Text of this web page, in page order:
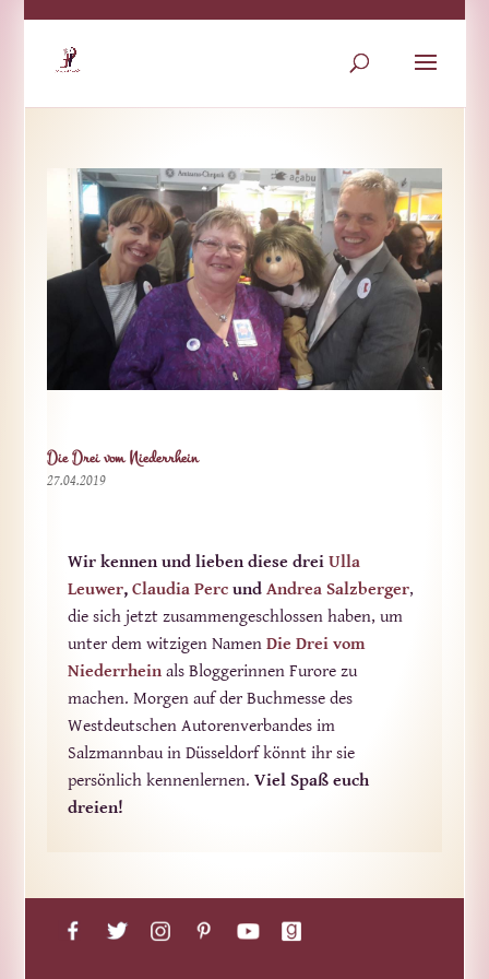
Die Drei vom Niederrhein
27.04.2019
Wir kennen und lieben diese drei Ulla
Leuwer, Claudia Percund Andrea Salzberger,
die sich jetzt zusammengeschlossen haben, um
unter dem witzigen Namen Die Drei vom
Niederrheinals Bloggerinnen Furore zu
machen. Morgen auf der Buchmesse des
Westdeutschen Autorenverbandes im
Salzmannbau in Düsseldorf könnt ihr sie
persönlich kennenlernen. Viel Spaßeuch
dreien!